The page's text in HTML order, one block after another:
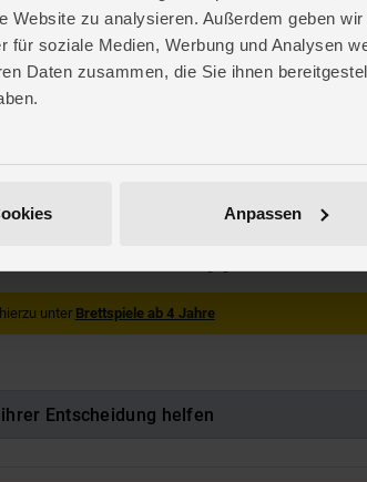
Website zu analysieren. Außerdem geben
für soziale Medien, Werbung und Analysen
Daten zusammen, die Sie ihnen
Anpassen
min
ca. 7,4 cm
ca. 29,7 cm
Kleinteile. Erstickungsgefahr!
unter Brettspiele ab 4 Jahre
Entscheidung helfen